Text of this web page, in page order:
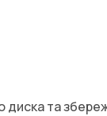
та